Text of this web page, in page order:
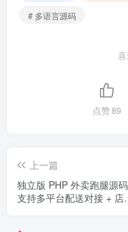
# 多语言源码
点赞89
上一篇
独立版 PHP 外卖跑腿源
支持多平台配送对接 + 店